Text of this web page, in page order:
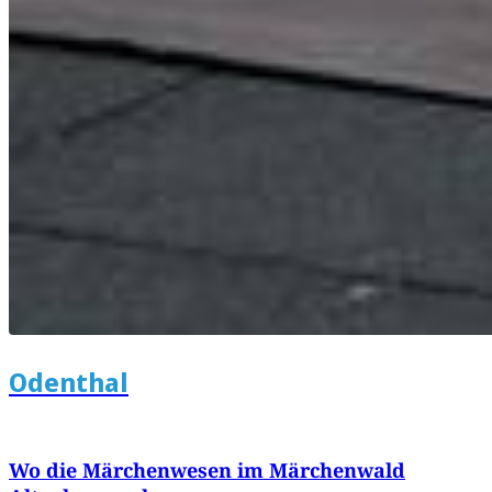
Odenthal
Wo die Märchenwesen im Märchenwald